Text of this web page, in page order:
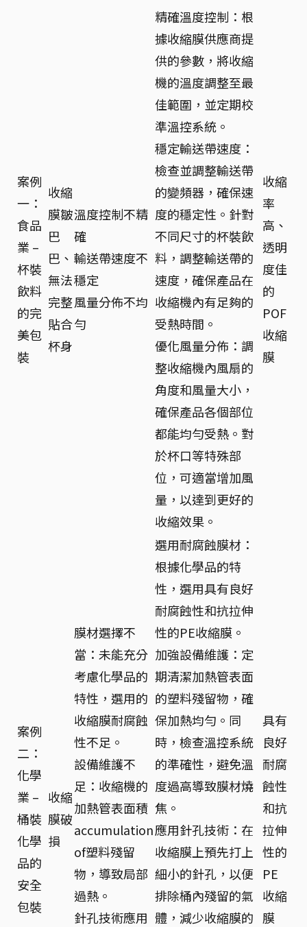
案例
一：
食品
業 –
杯裝
飲料
的完
美包
裝
收縮
膜皺
巴
巴、
無法
完整
貼合
杯身
溫度控制不精
確
輸送帶速度不
穩定
風量分佈不均
勻
精確溫度控制：根
據收縮膜供應商提
供的參數，將收縮
機的溫度調整至最
佳範圍，並定期校
準溫控系統。
穩定輸送帶速度：
檢查並調整輸送帶
的變頻器，確保速
度的穩定性。針對
不同尺寸的杯裝飲
料，調整輸送帶的
速度，確保產品在
收縮機內有足夠的
受熱時間。
優化風量分佈：調
整收縮機內風扇的
角度和風量大小，
確保產品各個部位
都能均勻受熱。對
於杯口等特殊部
位，可適當增加風
量，以達到更好的
收縮效果。
收縮
率
高、
透明
度佳
的
POF
收縮
膜
案例
二：
化學
業 –
桶裝
化學
品的
安全
包裝
收縮
膜破
損
膜材選擇不
當：未能充分
考慮化學品的
特性，選用的
收縮膜耐腐蝕
性不足。
設備維護不
足：收縮機的
加熱管表面積
accumulation
of塑料殘留
物，導致局部
過熱。
針孔技術應用
選用耐腐蝕膜材：
根據化學品的特
性，選用具有良好
耐腐蝕性和抗拉伸
性的PE收縮膜。
加強設備維護：定
期清潔加熱管表面
的塑料殘留物，確
保加熱均勻。同
時，檢查溫控系統
的準確性，避免溫
度過高導致膜材燒
焦。
應用針孔技術：在
收縮膜上預先打上
細小的針孔，以便
排除桶內殘留的氣
體，減少收縮膜的
具有
良好
耐腐
蝕性
和抗
拉伸
性的
PE
收縮
膜